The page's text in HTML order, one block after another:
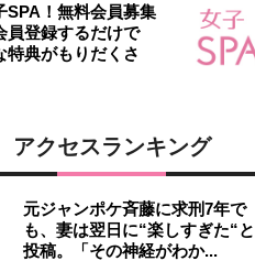
SPA！無料会員募集
員登録するだけで
特典がもりだくさ
アクセスランキング
元ジャンポケ斉藤に求刑7年で
も、妻は翌日に“楽しすぎた“と
投稿。「その神経がわか...